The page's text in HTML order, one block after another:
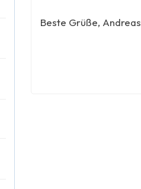
Beste Grüße, Andreas